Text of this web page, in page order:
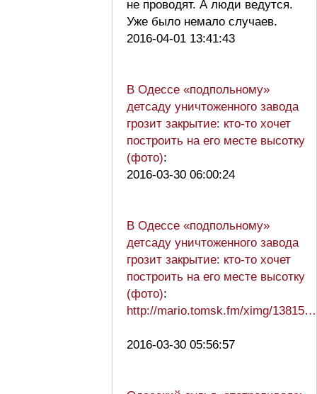
не проводят. А люди ведутся.
Уже было немало случаев.
2016-04-01 13:41:43
В Одессе «подпольному»
детсаду уничтоженного завода
грозит закрытие: кто-то хочет
построить на его месте высотку
(фото):
2016-03-30 06:00:24
В Одессе «подпольному»
детсаду уничтоженного завода
грозит закрытие: кто-то хочет
построить на его месте высотку
(фото):
http://mario.tomsk.fm/ximg/13815…
2016-03-30 05:56:57